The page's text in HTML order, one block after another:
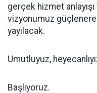
gerçek hizmet
vizyonumuz
yayılacak.
Umutluyuz,
Başlıyoruz.